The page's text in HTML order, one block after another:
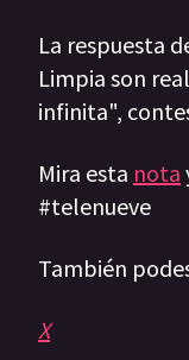
La respuesta
Limpia son
infinita",
Mira esta nota
#telenueve
También
X